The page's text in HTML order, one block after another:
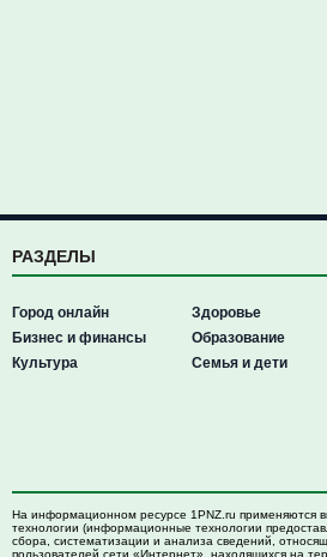
РАЗДЕЛЫ
Город онлайн
Бизнес и финансы
Культура
Здоровье
Образование
Семья и дети
На информационном ресурсе 1PNZ.ru применяются
технологии (информационные технологии
сбора, систематизации и анализа сведений,
пользователей сети «Интернет», находящихся на